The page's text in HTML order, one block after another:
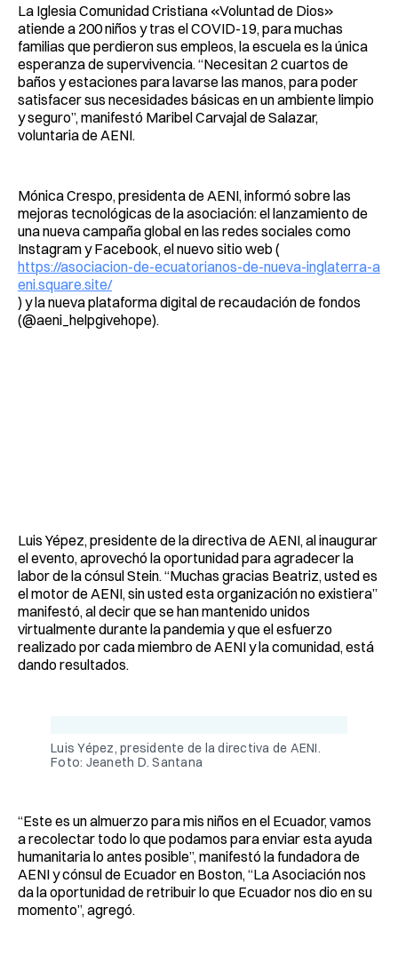
La Iglesia Comunidad Cristiana «Voluntad de Dios»
atiende a 200 niños y tras el COVID-19, para muchas
familias que perdieron sus empleos, la escuela es la única
esperanza de supervivencia. “Necesitan 2 cuartos de
baños y estaciones para lavarse las manos, para poder
satisfacer sus necesidades básicas en un ambiente limpio
y seguro”, manifestó Maribel Carvajal de Salazar,
voluntaria de AENI.
Mónica Crespo, presidenta de AENI, informó sobre las
mejoras tecnológicas de la asociación: el lanzamiento de
una nueva campaña global en las redes sociales como
Instagram y Facebook, el nuevo sitio web (
https://asociacion-de-ecuatorianos-de-nueva-inglaterra-a
eni.square.site/
) y la nueva plataforma digital de recaudación de fondos
(@aeni_helpgivehope).
Luis Yépez, presidente de la directiva de AENI, al inaugurar
el evento, aprovechó la oportunidad para agradecer la
labor de la cónsul Stein. “Muchas gracias Beatriz, usted es
el motor de AENI, sin usted esta organización no existiera”
manifestó, al decir que se han mantenido unidos
virtualmente durante la pandemia y que el esfuerzo
realizado por cada miembro de AENI y la comunidad, está
dando resultados.
Luis Yépez, presidente de la directiva de AENI.
Foto: Jeaneth D. Santana
“Este es un almuerzo para mis niños en el Ecuador, vamos
a recolectar todo lo que podamos para enviar esta ayuda
humanitaria lo antes posible”, manifestó la fundadora de
AENI y cónsul de Ecuador en Boston, “La Asociación nos
da la oportunidad de retribuir lo que Ecuador nos dio en su
momento”, agregó.